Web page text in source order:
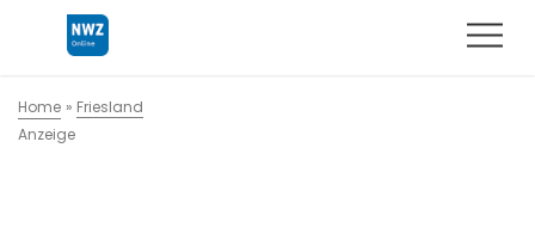
Home » Friesland
Anzeige